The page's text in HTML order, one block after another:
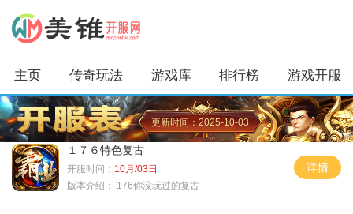
主页 传奇玩法 游戏库 排行榜 游戏开服
更新时间：2025-10-03
１７６特色复古
开服时间： 10月/03日
版本介绍：
176你没玩过的复古
详情